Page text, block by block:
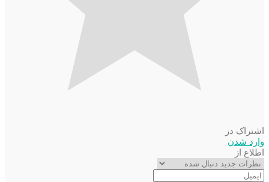
اشتراک در
وارد شدن
اطلاع از